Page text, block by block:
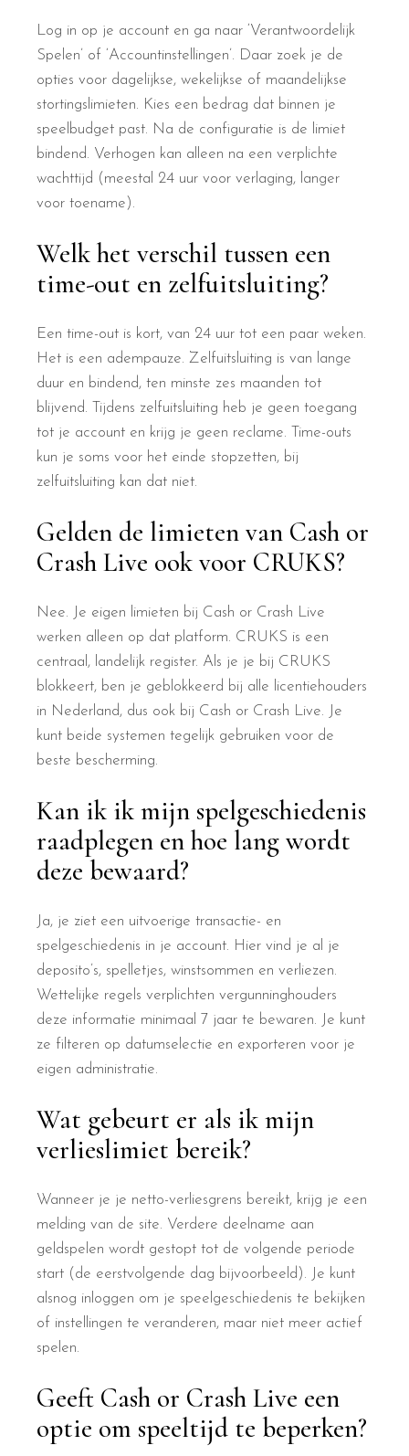
Log in op je account en ga naar ‘Verantwoordelijk
Spelen’ of ‘Accountinstellingen’. Daar zoek je de
opties voor dagelijkse, wekelijkse of maandelijkse
stortingslimieten. Kies een bedrag dat binnen je
speelbudget past. Na de configuratie is de limiet
bindend. Verhogen kan alleen na een verplichte
wachttijd (meestal 24 uur voor verlaging, langer
voor toename).
Welk het verschil tussen een
time-out en zelfuitsluiting?
Een time-out is kort, van 24 uur tot een paar weken.
Het is een adempauze. Zelfuitsluiting is van lange
duur en bindend, ten minste zes maanden tot
blijvend. Tijdens zelfuitsluiting heb je geen toegang
tot je account en krijg je geen reclame. Time-outs
kun je soms voor het einde stopzetten, bij
zelfuitsluiting kan dat niet.
Gelden de limieten van Cash or
Crash Live ook voor CRUKS?
Nee. Je eigen limieten bij Cash or Crash Live
werken alleen op dat platform. CRUKS is een
centraal, landelijk register. Als je je bij CRUKS
blokkeert, ben je geblokkeerd bij alle licentiehouders
in Nederland, dus ook bij Cash or Crash Live. Je
kunt beide systemen tegelijk gebruiken voor de
beste bescherming.
Kan ik ik mijn spelgeschiedenis
raadplegen en hoe lang wordt
deze bewaard?
Ja, je ziet een uitvoerige transactie- en
spelgeschiedenis in je account. Hier vind je al je
deposito’s, spelletjes, winstsommen en verliezen.
Wettelijke regels verplichten vergunninghouders
deze informatie minimaal 7 jaar te bewaren. Je kunt
ze filteren op datumselectie en exporteren voor je
eigen administratie.
Wat gebeurt er als ik mijn
verlieslimiet bereik?
Wanneer je je netto-verliesgrens bereikt, krijg je een
melding van de site. Verdere deelname aan
geldspelen wordt gestopt tot de volgende periode
start (de eerstvolgende dag bijvoorbeeld). Je kunt
alsnog inloggen om je speelgeschiedenis te bekijken
of instellingen te veranderen, maar niet meer actief
spelen.
Geeft Cash or Crash Live een
optie om speeltijd te beperken?